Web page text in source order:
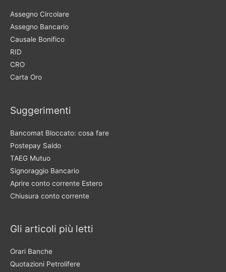
Assegno Circolare
Assegno Bancario
Causale Bonifico
RID
CRO
Carta Oro
Suggerimenti
Bancomat Bloccato: cosa fare
Postepay Saldo
TAEG Mutuo
Signoraggio Bancario
Aprire conto corrente Estero
Chiusura conto corrente
Gli articoli più letti
Orari Banche
Quotazioni Petrolifere